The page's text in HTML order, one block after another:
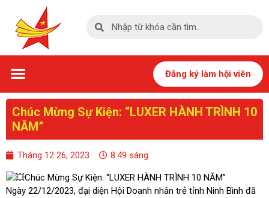
Đăng ký làm hội viên
Chúc Mừng Sự Kiện: “LUXER HÀNH TRÌNH 10
NĂM”
Tháng 12 26, 2023 8:49 sáng
Chúc Mừng Sự Kiện: “LUXER HÀNH TRÌNH 10 NĂM”
Ngày 22/12/2023, đại diện Hội Doanh nhân trẻ tỉnh Ninh Bình đã